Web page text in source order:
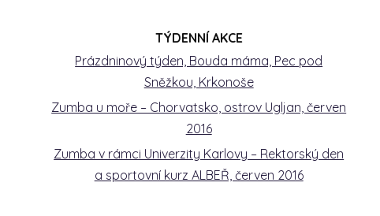
TÝDENNÍ AKCE
Prázdninový týden, Bouda máma, Pec pod
Sněžkou, Krkonoše
Zumba u moře – Chorvatsko, ostrov Ugljan, červen
2016
Zumba v rámci Univerzity Karlovy – Rektorský den
a sportovní kurz ALBEŘ, červen 2016